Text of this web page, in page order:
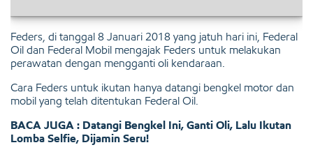
Feders, di tanggal 8 Januari 2018 yang jatuh hari ini, Federal
Oil dan Federal Mobil mengajak Feders untuk melakukan
perawatan dengan mengganti oli kendaraan.
Cara Feders untuk ikutan hanya datangi bengkel motor dan
mobil yang telah ditentukan Federal Oil.
BACA JUGA : Datangi Bengkel Ini, Ganti Oli, Lalu Ikutan
Lomba Selfie, Dijamin Seru!